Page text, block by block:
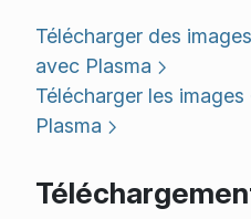
Télécharger des
avec Plasma
Télécharger les
Plasma